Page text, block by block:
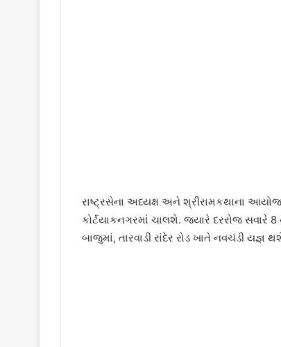
રાષ્ટ્રસેના અધ્યક્ષ અને શ્રીરામકથાના
કોર્ટયાકનગરમાં ચાલશે. જ્યારે દરરોજ સવારે
બાજુમાં, તારવાડી રાંદેર રોડ ખાતે નવચંડી યજ્ઞ